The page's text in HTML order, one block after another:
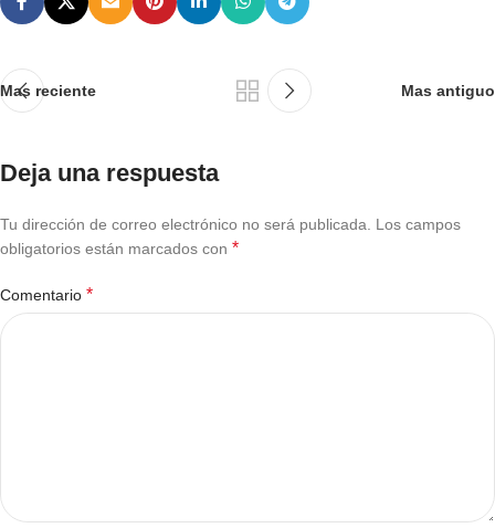
Mas reciente Mas antiguo
Deja una respuesta
Tu dirección de correo electrónico no será publicada.
Los campos
obligatorios están marcados con *
Comentario *